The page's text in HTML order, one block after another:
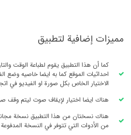
مميزات إضافية لتطبيق
كما أن هذا التطبيق يقوم لطباعة الوقت
احداثيات الموقع كما به ايضا خاصيه وضع
الاختيار الخاص بكل صورة او الفيديو في
هناك ايضا اختيار لإيقاف صوت ليتم وقف
هناك نسختان من هذا التطبيق نسخة
من الأدوات التي تتوفر في النسخة